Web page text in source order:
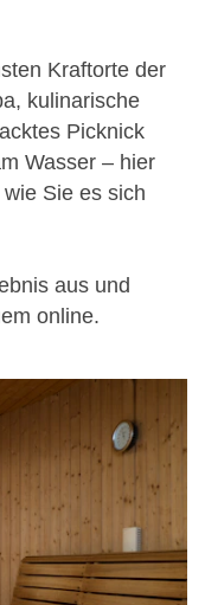
Kraftorte der
kulinarische
Picknick
Wasser – hier
Sie es sich
aus und
online.